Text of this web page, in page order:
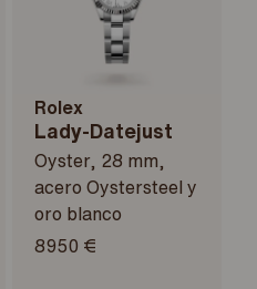
Rolex
Lady-Datejust
Oyster, 28 mm,
acero Oystersteel y
oro blanco
8950 €